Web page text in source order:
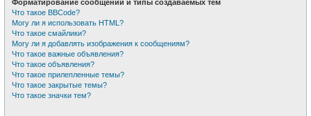
Форматирование сообщений и типы создаваемых тем
Что такое BBCode?
Могу ли я использовать HTML?
Что такое смайлики?
Могу ли я добавлять изображения к сообщениям?
Что такое важные объявления?
Что такое объявления?
Что такое прилепленные темы?
Что такое закрытые темы?
Что такое значки тем?